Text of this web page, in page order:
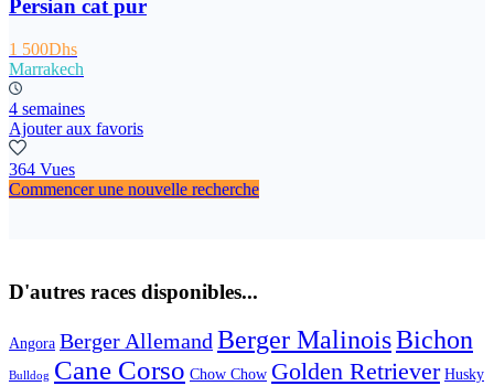
Persian cat pur
1 500Dhs
Marrakech
4 semaines
Ajouter aux favoris
364 Vues
Commencer une nouvelle recherche
D'autres races disponibles...
Angora Berger Allemand Berger MalinoisBichon
Bulldog Cane Corso Chow Chow Golden Retriever Husky